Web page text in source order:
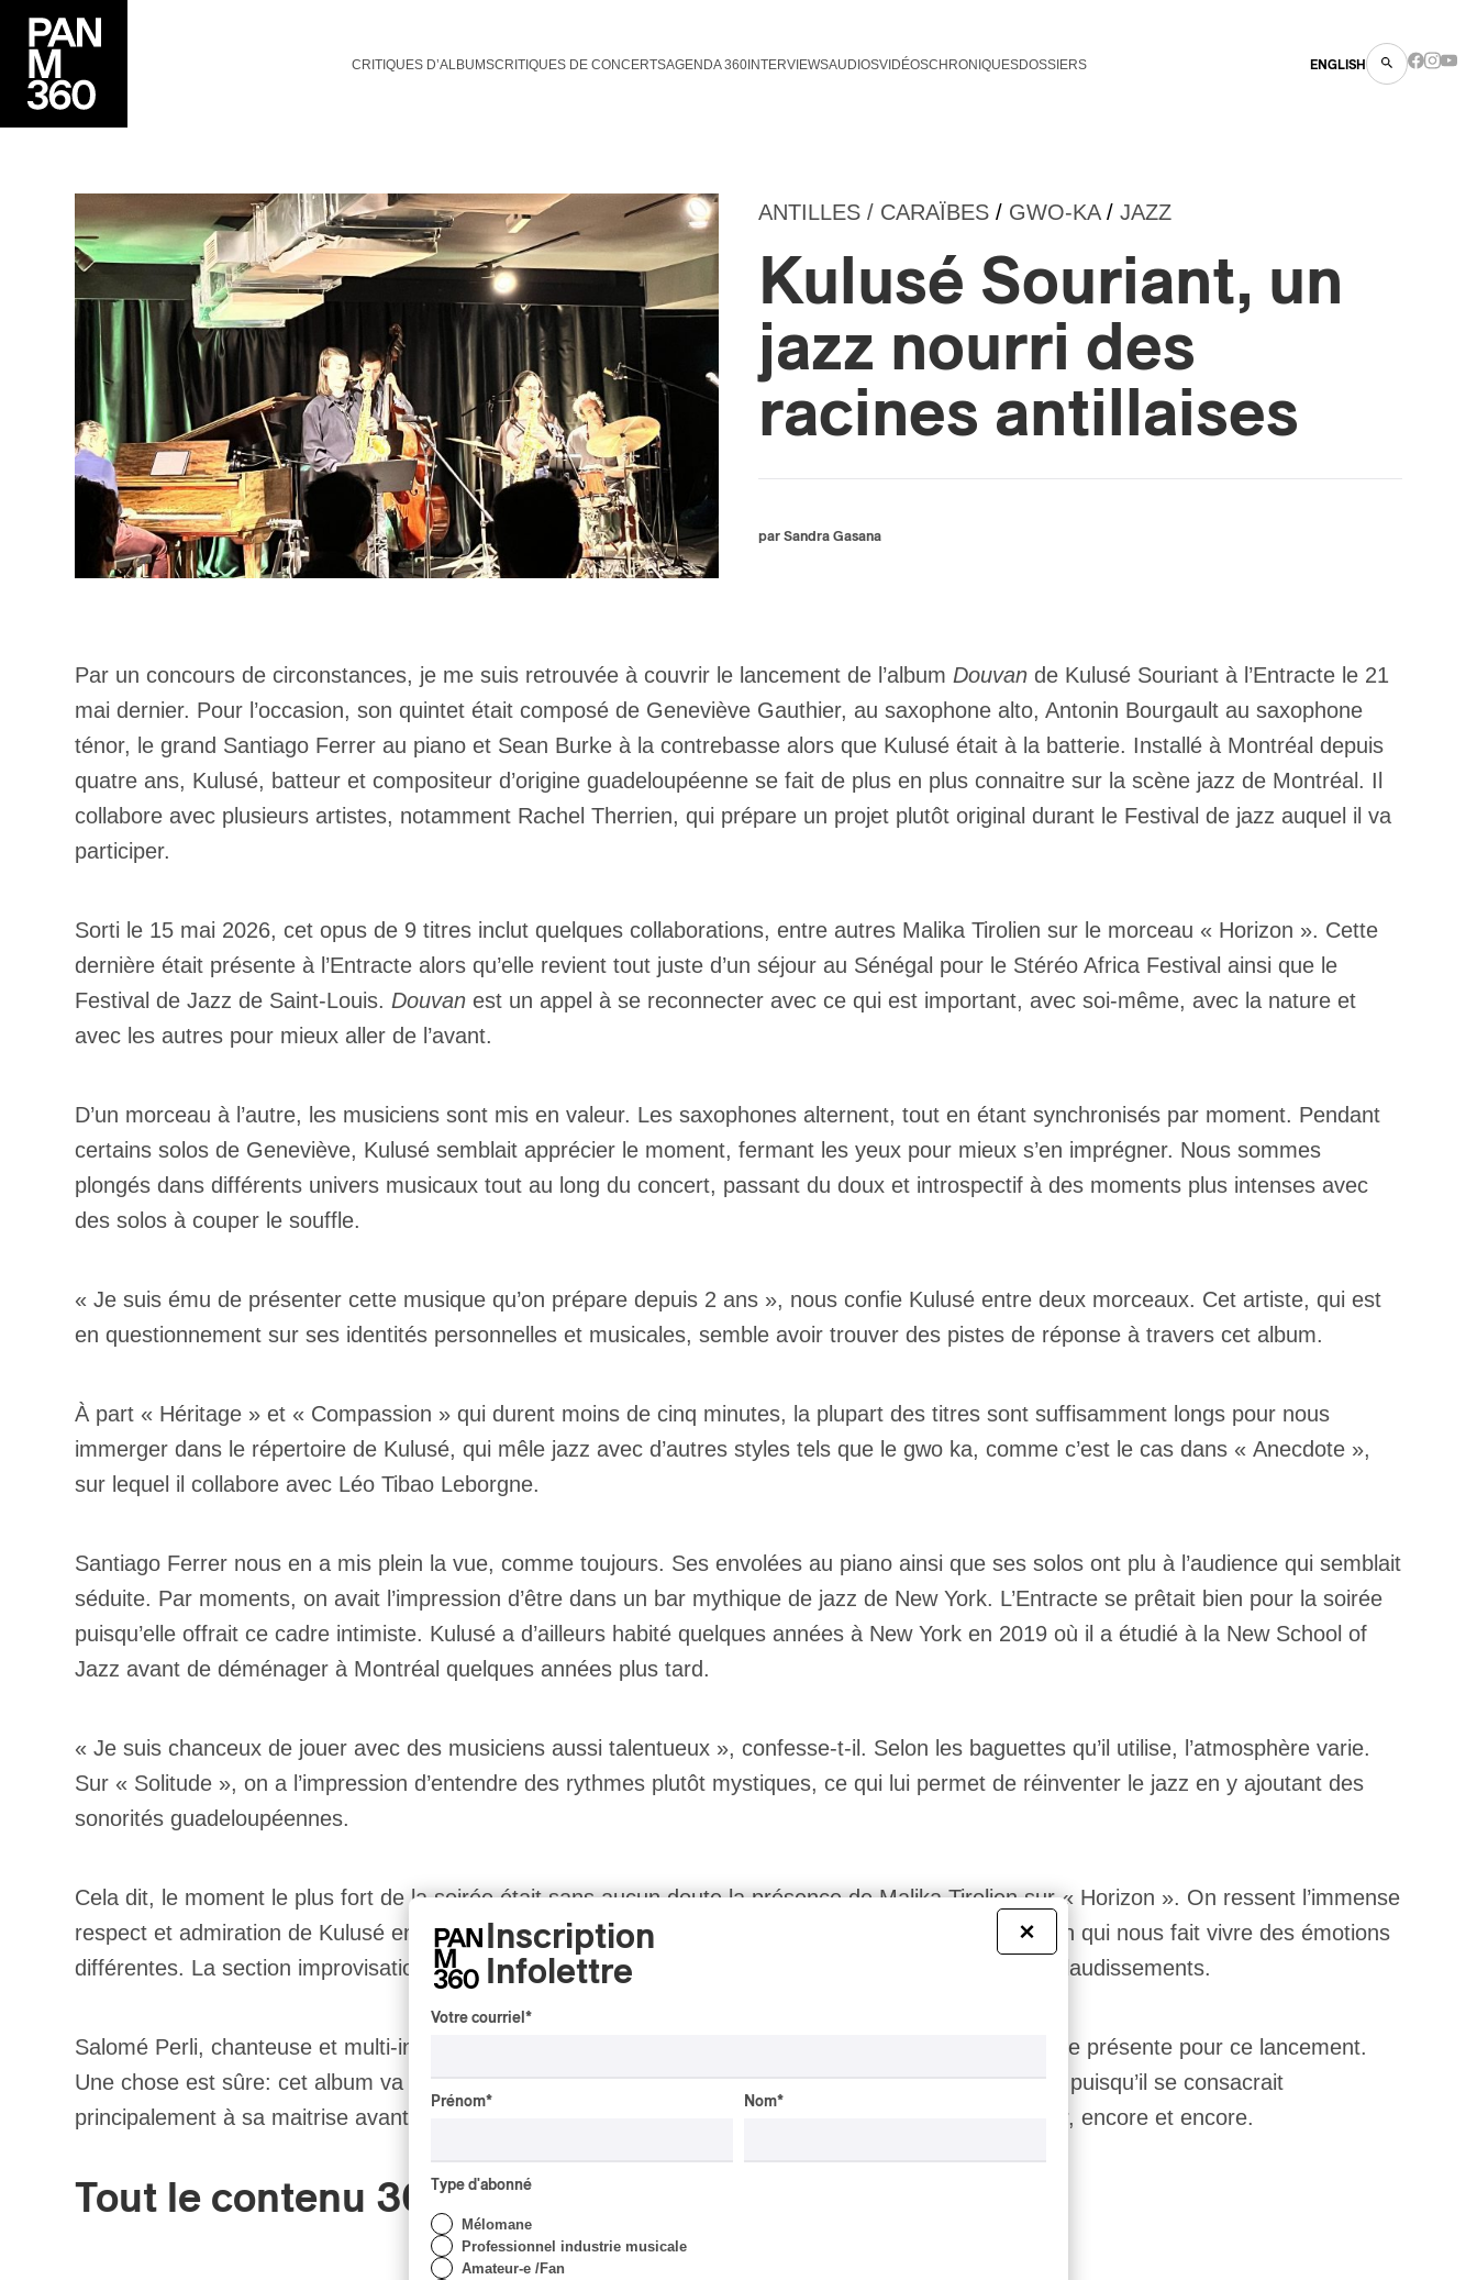
CRITIQUES D’ALBUMSCRITIQUES DE CONCERTSAGENDA 360INTERVIEWSAUDIOSVIDÉOSCHRONIQUESDOSSIERS ENGLISH
ANTILLES / CARAÏBES / GWO-KA/ JAZZ
Kulusé Souriant, un
jazz nourri des
racines antillaises
par Sandra Gasana
Par un concours de circonstances, je me suis retrouvée à couvrir le lancement de l’album Douvan de Kulusé Souriant à l’Entracte le 21
mai dernier. Pour l’occasion, son quintet était composé de Geneviève Gauthier, au saxophone alto, Antonin Bourgault au saxophone
ténor, le grand Santiago Ferrer au piano et Sean Burke à la contrebasse alors que Kulusé était à la batterie. Installé à Montréal depuis
quatre ans, Kulusé, batteur et compositeur d’origine guadeloupéenne se fait de plus en plus connaitre sur la scène jazz de Montréal. Il
collabore avec plusieurs artistes, notamment Rachel Therrien, qui prépare un projet plutôt original durant le Festival de jazz auquel il va
participer.
Sorti le 15 mai 2026, cet opus de 9 titres inclut quelques collaborations, entre autres Malika Tirolien sur le morceau « Horizon ». Cette
dernière était présente à l’Entracte alors qu’elle revient tout juste d’un séjour au Sénégal pour le Stéréo Africa Festival ainsi que le
Festival de Jazz de Saint-Louis. Douvan est un appel à se reconnecter avec ce qui est important, avec soi-même, avec la nature et
avec les autres pour mieux aller de l’avant.
D’un morceau à l’autre, les musiciens sont mis en valeur. Les saxophones alternent, tout en étant synchronisés par moment. Pendant
certains solos de Geneviève, Kulusé semblait apprécier le moment, fermant les yeux pour mieux s’en imprégner. Nous sommes
plongés dans différents univers musicaux tout au long du concert, passant du doux et introspectif à des moments plus intenses avec
des solos à couper le souffle.
« Je suis ému de présenter cette musique qu’on prépare depuis 2 ans », nous confie Kulusé entre deux morceaux. Cet artiste, qui est
en questionnement sur ses identités personnelles et musicales, semble avoir trouver des pistes de réponse à travers cet album.
À part « Héritage » et « Compassion » qui durent moins de cinq minutes, la plupart des titres sont suffisamment longs pour nous
immerger dans le répertoire de Kulusé, qui mêle jazz avec d’autres styles tels que le gwo ka, comme c’est le cas dans « Anecdote »,
sur lequel il collabore avec Léo Tibao Leborgne.
Santiago Ferrer nous en a mis plein la vue, comme toujours. Ses envolées au piano ainsi que ses solos ont plu à l’audience qui semblait
séduite. Par moments, on avait l’impression d’être dans un bar mythique de jazz de New York. L’Entracte se prêtait bien pour la soirée
puisqu’elle offrait ce cadre intimiste. Kulusé a d’ailleurs habité quelques années à New York en 2019 où il a étudié à la New School of
Jazz avant de déménager à Montréal quelques années plus tard.
« Je suis chanceux de jouer avec des musiciens aussi talentueux », confesse-t-il. Selon les baguettes qu’il utilise, l’atmosphère varie.
Sur « Solitude », on a l’impression d’entendre des rythmes plutôt mystiques, ce qui lui permet de réinventer le jazz en y ajoutant des
sonorités guadeloupéennes.
Cela dit, le moment le plus fort de la soirée était sans aucun doute la présence de Malika Tirolien sur « Horizon ». On ressent l’immense
respect et admiration de Kulusé envers sa compatriote. Plusieurs rythmes figurent dans cette chanson qui nous fait vivre des émotions
différentes. La section improvisation de Malika a envoûté la salle, qui a répondu avec beaucoup d’applaudissements.
Salomé Perli, chanteuse et multi-instrumentiste, figure également dans l’album mais n’avait pas pu être présente pour ce lancement.
Une chose est sûre: cet album va réellement propulser Kulusé Souriant sur la scène jazz de Montréal puisqu’il se consacrait
principalement à sa maitrise avant cela. Retenez donc bien ce nom, vous risquez d’en entendre parler, encore et encore.
Tout le contenu 360
×
Inscription
Infolettre
Votre courriel *
Prénom* Nom*
Type d'abonné
Mélomane
Professionnel industrie musicale
Amateur-e /Fan